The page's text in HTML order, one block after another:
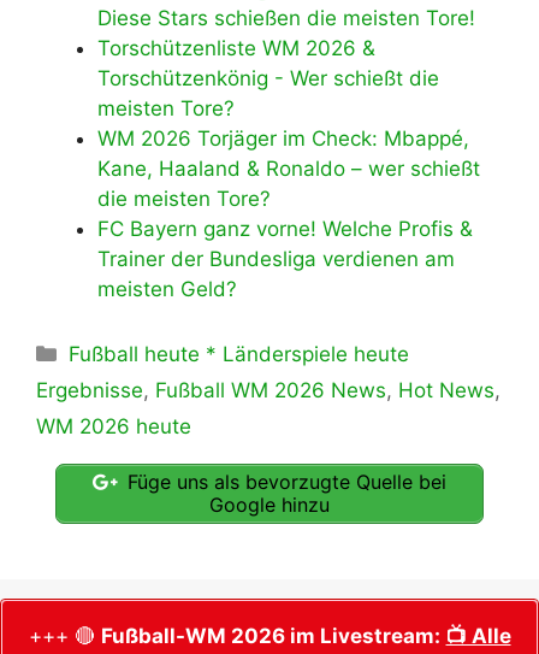
Diese Stars schießen die meisten Tore!
Torschützenliste WM 2026 &
Torschützenkönig - Wer schießt die
meisten Tore?
WM 2026 Torjäger im Check: Mbappé,
Kane, Haaland & Ronaldo – wer schießt
die meisten Tore?
FC Bayern ganz vorne! Welche Profis &
Trainer der Bundesliga verdienen am
meisten Geld?
Kategorien
Fußball heute * Länderspiele heute
Ergebnisse, Fußball WM 2026 News, Hot News,
WM 2026 heute
Füge uns als bevorzugte Quelle bei
Google hinzu
+++ 🔴 Fußball-WM 2026 im Livestream: 📺 Alle